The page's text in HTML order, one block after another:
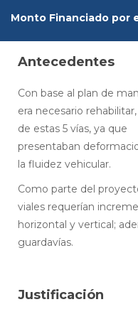
Monto Financiado por
Antecedentes
Con base al plan de
era necesario
de estas 5 vías, ya que
presentaban
la fluidez vehicular.
Como parte del
viales requerían
horizontal y vertical;
guardavías.
Justificación